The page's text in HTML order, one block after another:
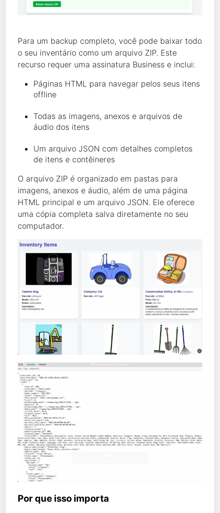
Para um backup completo, você pode baixar todo
o seu inventário como um arquivo ZIP. Este
recurso requer uma assinatura Business e inclui:
Páginas HTML para navegar pelos seus itens
offline
Todas as imagens, anexos e arquivos de
áudio dos itens
Um arquivo JSON com detalhes completos
de itens e contêineres
O arquivo ZIP é organizado em pastas para
imagens, anexos e áudio, além de uma página
HTML principal e um arquivo JSON. Ele oferece
uma cópia completa salva diretamente no seu
computador.
Por que isso importa